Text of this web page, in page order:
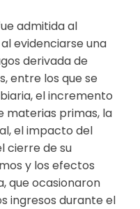
admitida al
evidenciarse una
derivada de
entre los que se
el incremento
materias primas, la
el impacto del
cierre de su
y los efectos
que ocasionaron
ingresos durante el